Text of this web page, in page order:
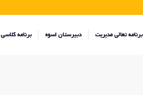
برنامه تعالی مدیریت دبیرستان اسوه برنامه کلاسی